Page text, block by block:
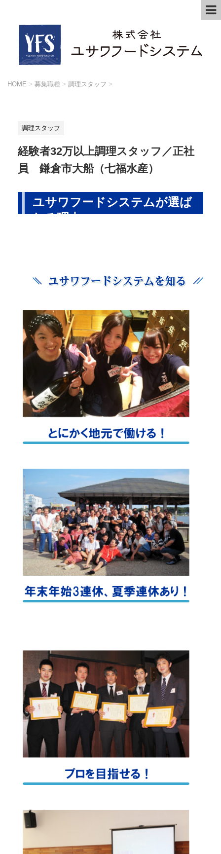
HOME > 募集職種 > 調理スタッフ >
調理スタッフ
経験者32万以上調理スタッフ／正社
員 鎌倉市大船（七福水産）
ユサワフードシステムが選ば
れる理由